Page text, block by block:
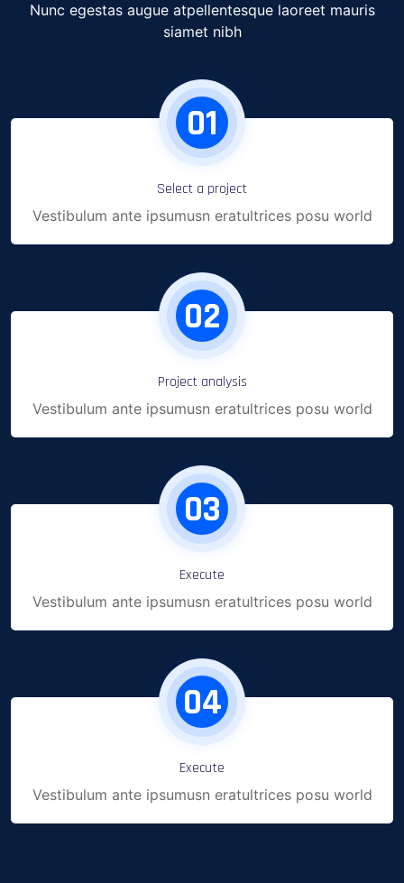
Nunc egestas augue atpellentesque laoreet mauris
siamet nibh
01
Select a project
Vestibulum ante ipsumusn eratultrices posu world
02
Project analysis
Vestibulum ante ipsumusn eratultrices posu world
03
Execute
Vestibulum ante ipsumusn eratultrices posu world
04
Execute
Vestibulum ante ipsumusn eratultrices posu world